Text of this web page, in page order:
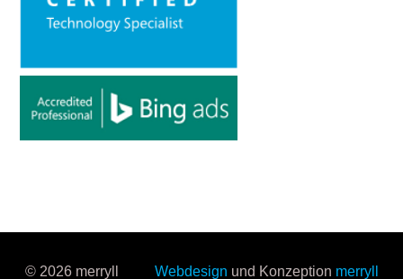
© 2026 merryll Webdesign und Konzeption merryll